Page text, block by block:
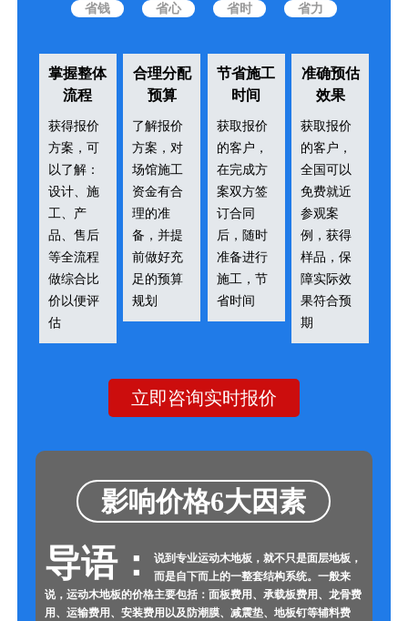
省钱 省心 省时 省力
掌握整体
流程
获得报价
方案，可
以了解：
设计、施
工、产
品、售后
等全流程
做综合比
价以便评
估
合理分配
预算
了解报价
方案，对
场馆施工
资金有合
理的准
备，并提
前做好充
足的预算
规划
节省施工
时间
获取报价
的客户，
在完成方
案双方签
订合同
后，随时
准备进行
施工，节
省时间
准确预估
效果
获取报价
的客户，
全国可以
免费就近
参观案
例，获得
样品，保
障实际效
果符合预
期
立即咨询实时报价
影响价格6大因素
导语：
说到专业运动木地板，就不只是面层地板，
而是自下而上的一整套结构系统。一般来
说，运动木地板的价格主要包括：面板费用、承载板费用、龙骨费
用、运输费用、安装费用以及防潮膜、减震垫、地板钉等辅料费